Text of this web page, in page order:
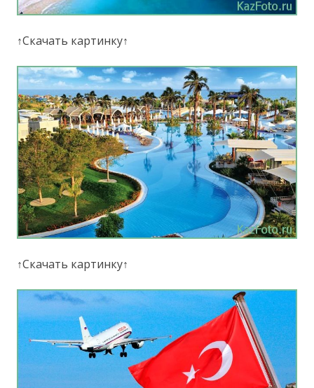
↑Скачать картинку↑
↑Скачать картинку↑